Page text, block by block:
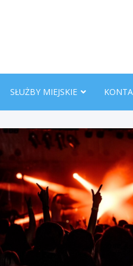
SŁUŻBY MIEJSKIE